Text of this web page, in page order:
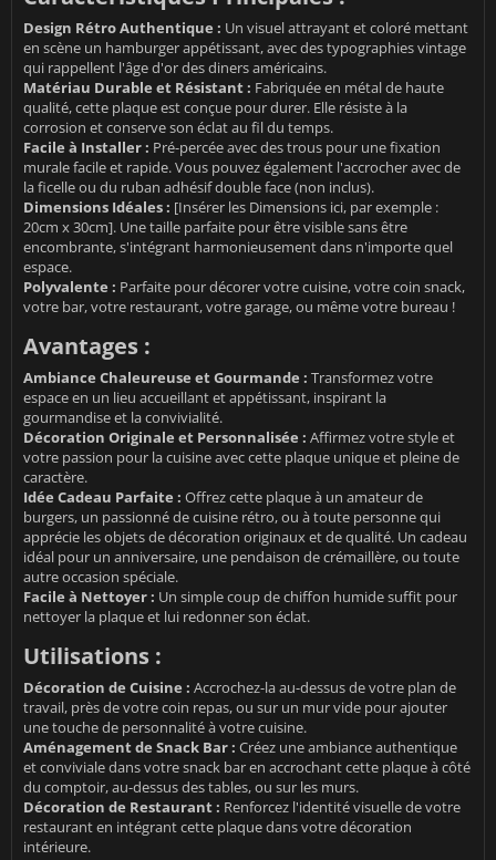
Design Rétro Authentique : Un visuel attrayant et coloré mettant
en scène un hamburger appétissant, avec des typographies vintage
qui rappellent l'âge d'or des diners américains.
Matériau Durable et Résistant : Fabriquée en métal de haute
qualité, cette plaque est conçue pour durer. Elle résiste à la
corrosion et conserve son éclat au fil du temps.
Facile à Installer : Pré-percée avec des trous pour une fixation
murale facile et rapide. Vous pouvez également l'accrocher avec de
la ficelle ou du ruban adhésif double face (non inclus).
Dimensions Idéales : [Insérer les Dimensions ici, par exemple :
20cm x 30cm]. Une taille parfaite pour être visible sans être
encombrante, s'intégrant harmonieusement dans n'importe quel
espace.
Polyvalente : Parfaite pour décorer votre cuisine, votre coin snack,
votre bar, votre restaurant, votre garage, ou même votre bureau !
Avantages :
Ambiance Chaleureuse et Gourmande : Transformez votre
espace en un lieu accueillant et appétissant, inspirant la
gourmandise et la convivialité.
Décoration Originale et Personnalisée : Affirmez votre style et
votre passion pour la cuisine avec cette plaque unique et pleine de
caractère.
Idée Cadeau Parfaite : Offrez cette plaque à un amateur de
burgers, un passionné de cuisine rétro, ou à toute personne qui
apprécie les objets de décoration originaux et de qualité. Un cadeau
idéal pour un anniversaire, une pendaison de crémaillère, ou toute
autre occasion spéciale.
Facile à Nettoyer : Un simple coup de chiffon humide suffit pour
nettoyer la plaque et lui redonner son éclat.
Utilisations :
Décoration de Cuisine : Accrochez-la au-dessus de votre plan de
travail, près de votre coin repas, ou sur un mur vide pour ajouter
une touche de personnalité à votre cuisine.
Aménagement de Snack Bar : Créez une ambiance authentique
et conviviale dans votre snack bar en accrochant cette plaque à côté
du comptoir, au-dessus des tables, ou sur les murs.
Décoration de Restaurant : Renforcez l'identité visuelle de votre
restaurant en intégrant cette plaque dans votre décoration
intérieure.